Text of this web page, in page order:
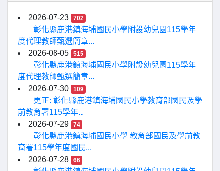
2026-07-23 702
彰化縣鹿港鎮海埔國民小學附設幼兒園115學年
度代理教師甄選簡章...
2026-08-05
515
彰化縣鹿港鎮海埔國民小學附設幼兒園115學年
度代理教師甄選簡章...
2026-07-30
109
更正: 彰化縣鹿港鎮海埔國民小學教育部國民及學
前教育署115學年...
2026-07-29
74
彰化縣鹿港鎮海埔國民小學 教育部國民及學前教
育署115學年度國民...
2026-07-28
66